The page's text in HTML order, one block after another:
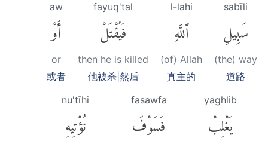
sabīli
سَبِيلِ
(the) way
道路
l-lahi
ٱللَّهِ
(of) Allah
真主的
fayuq'tal
فَيُقْتَلْ
then he is killed
他被杀|然后
aw
أَوْ
or
或者
yaghlib
يَغْلِبْ
fasawfa
فَسَوْفَ
nu'tīhi
نُؤْتِيهِ